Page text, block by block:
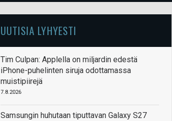
UUTISIA LYHYESTI
Tim Culpan: Applella on miljardin edestä
iPhone-puhelinten siruja odottamassa
muistipiirejä
7.8.2026
Samsungin huhutaan tiputtavan Galaxy S27